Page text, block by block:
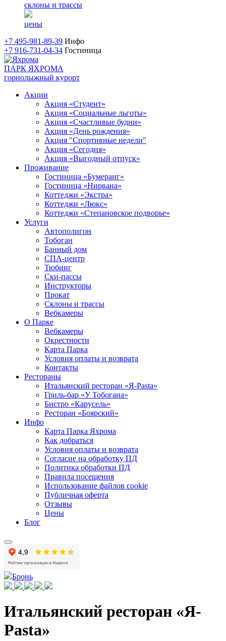
склоны и трассы
цены
+7 495-981-89-39 Инфо
+7 916-731-04-34 Гостиница
ПАРК ЯХРОМА
горнолыжный курорт
Акции
Акция «Студент»
Акция «Социальные льготы»
Акция «Счастливые будни»
Акция «День рождения»
Акция "Спортивные недели"
Акция «Сегодня»
Акция «Выгодный отпуск»
Проживание
Гостиница «Бумеранг»
Гостиница «Нирвана»
Коттеджи «Экстра»
Коттеджи «Люкс»
Коттеджи «Степановское подворье»
Услуги
Автополигон
Тобоган
Банный дом
СПА-центр
Тюбинг
Ски-пассы
Инструкторы
Прокат
Склоны и трассы
Вебкамеры
О Парке
Вебкамеры
Окрестности
Карта Парка
Условия оплаты и возврата
Контакты
Рестораны
Итальянский ресторан «Я-Pasta»
Гриль-бар «У Тобогана»
Бистро «Карусель»
Ресторан «Боярский»
Инфо
Карта Парка Яхрома
Как добраться
Условия оплаты и возврата
Согласие на обработку ПД
Политика обработки ПД
Правила посещения
Использование файлов cookie
Публичная оферта
Отзывы
Цены
Блог
Бронь
Итальянский ресторан «Я-
Pasta»